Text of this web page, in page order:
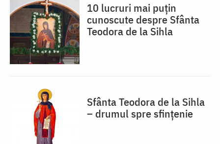
10 lucruri mai puțin
cunoscute despre Sfânta
Teodora de la Sihla
Sfânta Teodora de la Sihla
– drumul spre sfințenie